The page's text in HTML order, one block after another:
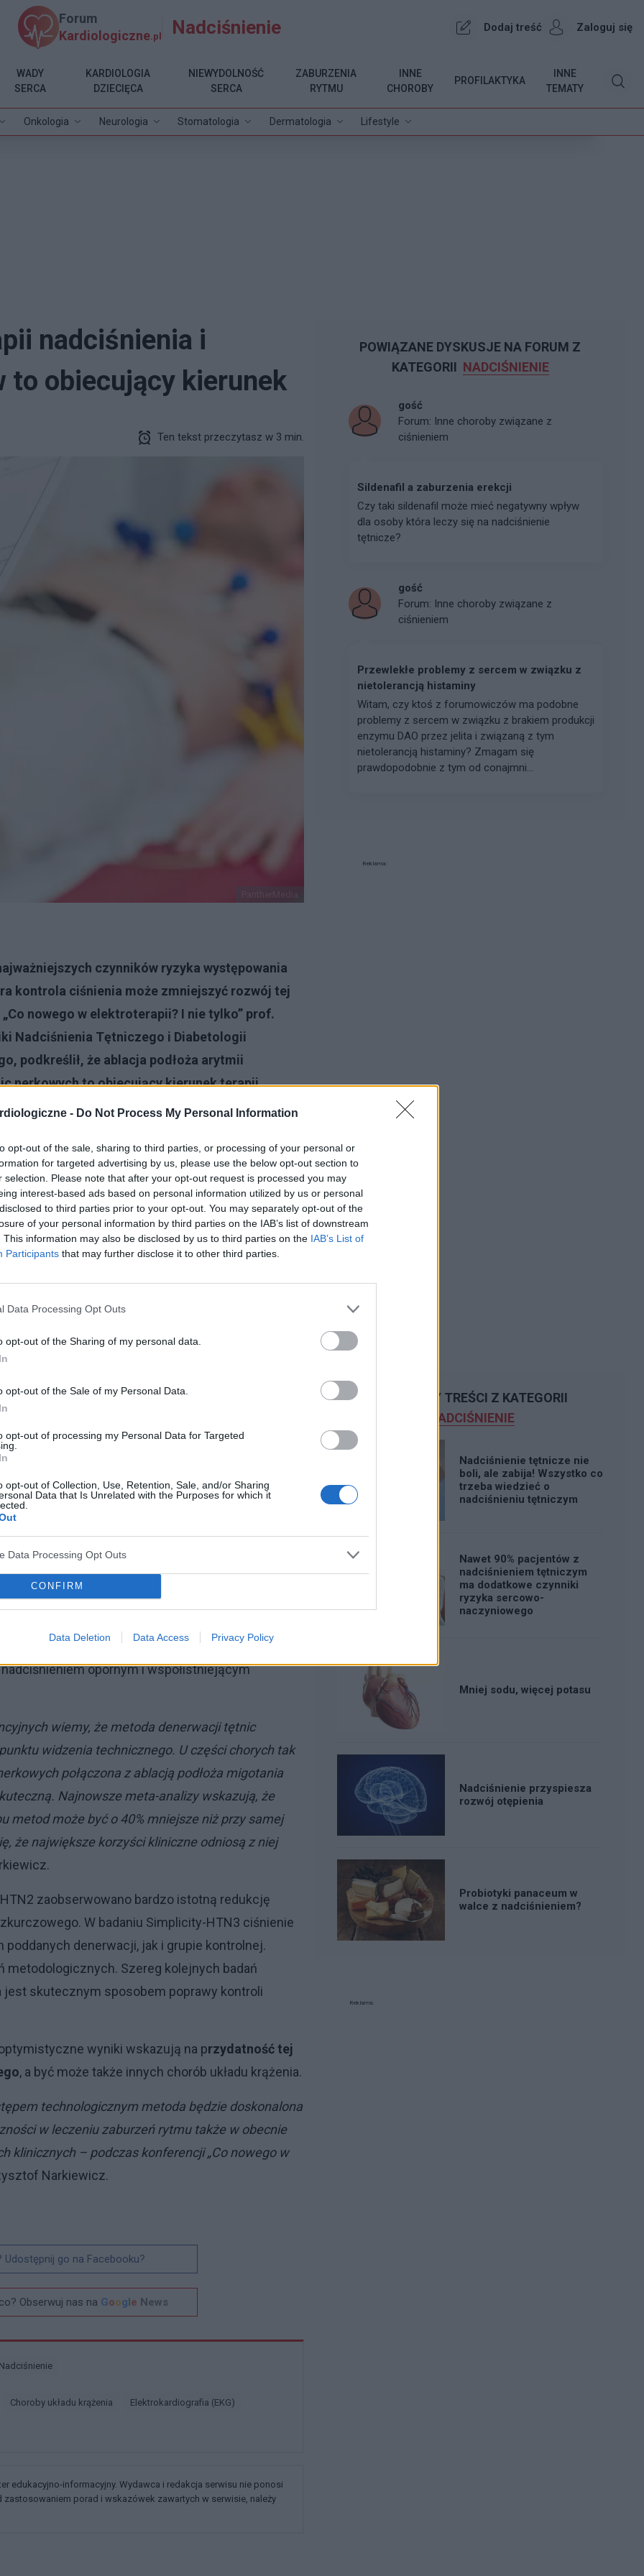
- Do Not Process My Personal Information
opt-out of the sale, sharing to third parties, or processing of your personal or
for targeted advertising by us, please use the below opt-out section to
selection. Please note that after your opt-out request is processed you may
interest-based ads based on personal information utilized by us or personal
to third parties prior to your opt-out. You may separately opt-out of the
of your personal information by third parties on the IAB’s list of downstream
This information may also be disclosed by us to third parties on the IAB’s List of
Participants that may further disclose it to other third parties.
Data Processing Opt Outs
opt-out of the Sharing of my personal data.
opt-out of the Sale of my Personal Data.
opt-out of processing my Personal Data for Targeted
opt-out of Collection, Use, Retention, Sale, and/or Sharing
Data that Is Unrelated with the Purposes for which it
Data Processing Opt Outs
CONFIRM
Data Deletion Data Access Privacy Policy
Forum
Kardiologiczne .pl Nadciśnienie Dodaj treść Zaloguj się
Onkologia Neurologia Stomatologia Dermatologia Lifestyle
WADY
SERCA
KARDIOLOGIA
DZIECIĘCA
NIEWYDOLNOŚĆ
SERCA
ZABURZENIA
RYTMU
INNE
CHOROBY
PROFILAKTYKA
INNE
TEMATY
nadciśnienia i
to obiecujący kierunek
Ten tekst przeczytasz w 3 min.
czynników ryzyka występowania
kontrola ciśnienia może zmniejszyć rozwój tej
nowego w elektroterapii? I nie tylko” prof.
Nadciśnienia Tętniczego i Diabetologii
podkreślił, że ablacja podłoża arytmii
nerkowych to obiecujący kierunek terapii.
takimi jaknadciśnienie
polega na uszkodzeniu włókien współczulnych
Terapia w połączeniu z
Narkiewicz.
radiowej. Energia o mocy 5-8 W emitowana
obserwacji wynika, że denerwacja tętnic
tętniczego, poprawia insulinowrażliwość,
cukrzycy. Ablacja tętnic nerkowych może
opornym i współistniejącym
wiemy, że metoda denerwacji tętnic
widzenia technicznego. U części chorych tak
połączona z ablacją podłoża migotania
Najnowsze meta-analizy wskazują, że
metod może być o 40% mniejsze niż przy samej
że największe korzyści kliniczne odniosą z niej
zaobserwowano bardzo istotną redukcję
W badaniu Simplicity-HTN3 ciśnienie
denerwacji, jak i grupie kontrolnej.
metodologicznych. Szereg kolejnych badań
skutecznym sposobem poprawy kontroli
wyniki wskazują na przydatność tej
, a być może także innych chorób układu krążenia.
technologicznym metoda będzie doskonalona
w leczeniu zaburzeń rytmu także w obecnie
klinicznych – podczas konferencji „Co nowego w
Narkiewicz.
Udostępnij go na Facebooku?
Obserwuj nas na Google News
Nadciśnienie
Choroby układu krążenia Elektrokardiografia (EKG)
edukacyjno-informacyjny. Wydawca i redakcja serwisu nie ponosi
porad i wskazówek zawartych w serwisie, należy
POWIĄZANE DYSKUSJE NA FORUM Z
KATEGORII NADCIŚNIENIE
gość
Forum: Inne choroby związane z
ciśnieniem
Sildenafil a zaburzenia erekcji
Czy taki sildenafil może mieć negatywny wpływ
dla osoby która leczy się na nadciśnienie
tętnicze?
gość
Forum: Inne choroby związane z
ciśnieniem
Przewlekłe problemy z sercem w związku z
nietolerancją histaminy
Witam, czy ktoś z forumowiczów ma podobne
problemy z sercem w związku z brakiem produkcji
enzymu DAO przez jelita i związaną z tym
nietolerancją histaminy? Zmagam się
prawdopodobnie z tym od conajmni...
Reklama:
POLECAMY TREŚCI Z KATEGORII
NADCIŚNIENIE
Nadciśnienie tętnicze nie
boli, ale zabija! Wszystko co
trzeba wiedzieć o
nadciśnieniu tętniczym
Nawet 90% pacjentów z
nadciśnieniem tętniczym
ma dodatkowe czynniki
ryzyka sercowo-
naczyniowego
Mniej sodu, więcej potasu
Nadciśnienie przyspiesza
rozwój otępienia
Probiotyki panaceum w
walce z nadciśnieniem?
Reklama: